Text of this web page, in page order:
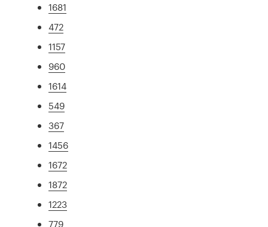
1681
472
1157
960
1614
549
367
1456
1672
1872
1223
779